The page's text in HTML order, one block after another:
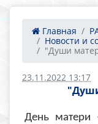
Главная
Новости и
"Души
23.11.2022 13:17
День матери